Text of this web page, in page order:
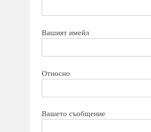
Вашият имейл
Относно
Вашето съобщение